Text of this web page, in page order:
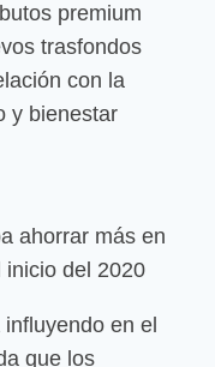
premium
trasfondos
con la
y bienestar
ahorrar más en
inicio del 2020
en el
que los